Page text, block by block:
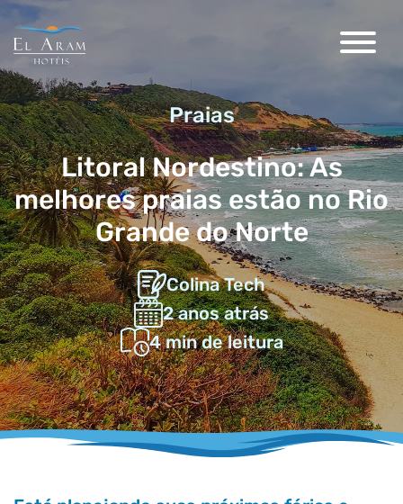
Praias
Litoral Nordestino: As
melhores praias estão no Rio
Grande do Norte
Colina Tech
2 anos atrás
4 min de leitura